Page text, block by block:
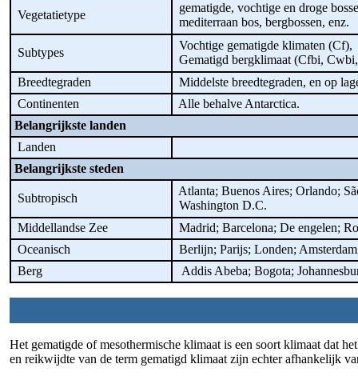
Vegetatietype
gematigde, vochtige en droge
mediterraan bos, bergbossen, enz.
Subtypes
Vochtige gematigde klimaten
Gematigd bergklimaat (Cfbi,
Breedtegraden
Middelste breedtegraden, en op
Continenten
Alle behalve Antarctica.
Belangrijkste landen
Landen
Belangrijkste steden
Subtropisch
Atlanta; Buenos Aires; Orlando;
Washington D.C.
Middellandse Zee
Madrid; Barcelona; De engelen;
Oceanisch
Berlijn; Parijs; Londen;
Berg
Addis Abeba; Bogota;
Het gematigde of mesothermische klimaat is een soort klimaat dat
en reikwijdte van de term gematigd klimaat zijn echter afhankelijk